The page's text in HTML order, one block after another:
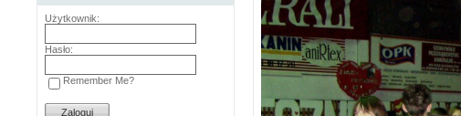
Użytkownik:
Hasło:
Remember Me?